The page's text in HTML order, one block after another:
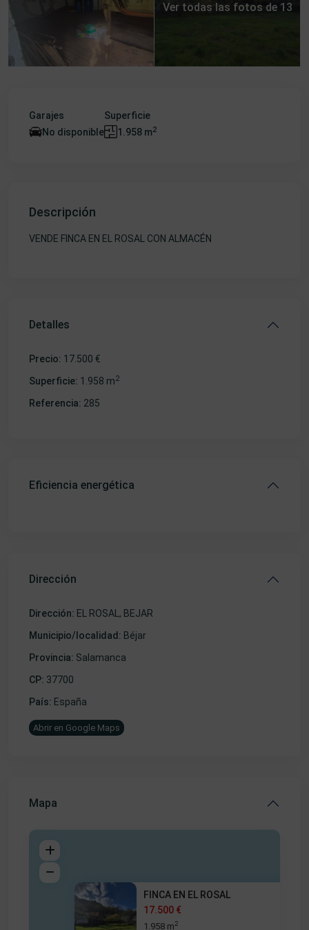
Ver todas las fotos de 13
Garajes
No disponible
Superficie
1.958 m2
Descripción
VENDE FINCA EN EL ROSAL CON ALMACÉN
Detalles
Precio: 17.500 €
Superficie: 1.958 m2
Referencia: 285
Eficiencia energética
Dirección
Dirección: EL ROSAL, BEJAR
Municipio/localidad: Béjar
Provincia: Salamanca
CP: 37700
País: España
Abrir en Google Maps
Mapa
FINCA EN EL ROSAL
17.500 €
1.958 m2